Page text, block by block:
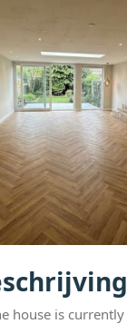
house is